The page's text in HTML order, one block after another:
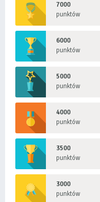
7000
punktów
6000
punktów
5000
punktów
4000
punktów
3500
punktów
3000
punktów